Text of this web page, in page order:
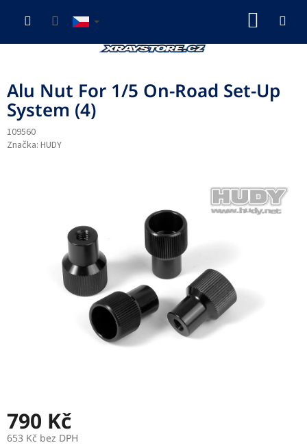
Alu Nut For 1/5 On-Road Set-Up
System (4)
109560
Značka: HUDY
790 Kč
653 Kč bez DPH